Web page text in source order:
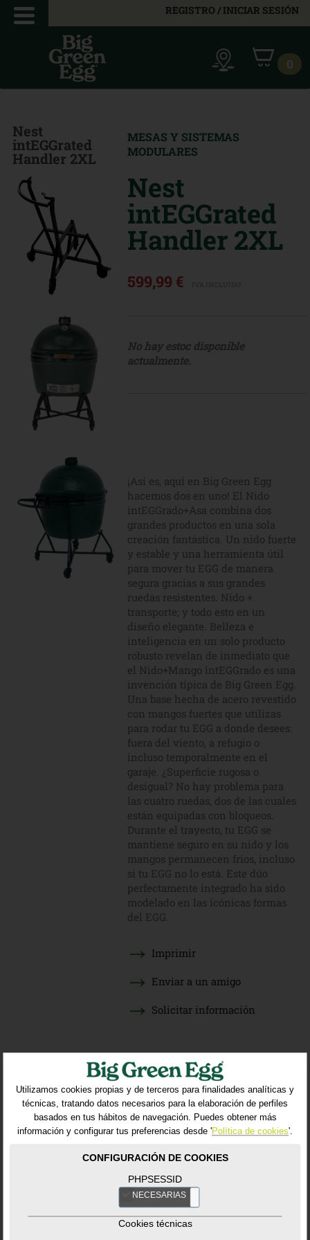
REGISTRO / INICIAR SESIÓN
0
Nest
intEGGrated
Handler 2XL
MESAS Y SISTEMAS
MODULARES
Nest
intEGGrated
Handler 2XL
599,99 €
No hay estoc disponible
actualmente.
¡Así es, aquí en Big Green Egg
hacemos dos en uno! El Nido
intEGGrado+Asa combina dos
grandes productos en una sola
creación fantástica. Un nido fuerte
y estable y una herramienta útil
para mover tu EGG de manera
segura gracias a sus grandes
ruedas resistentes. Nido +
transporte; y todo esto en un
diseño elegante. Belleza e
inteligencia en un solo producto
robusto revelan de inmediato que
el Nido+Mango intEGGrado es una
invención típica de Big Green Egg.
Una base hecha de acero revestido
con mangos fuertes que utilizas
para rodar tu EGG a donde desees:
fuera del viento, a refugio o
incluso temporalmente en el
garaje. ¿Superficie rugosa o
desigual? No hay problema para
las cuatro ruedas, dos de las cuales
están equipadas con bloqueos.
Durante el trayecto, tu EGG se
mantiene seguro en su nido y los
mangos permanecen fríos, incluso
si tu EGG no lo está. Este dúo
perfectamente integrado ha sido
modelado en las icónicas formas
del EGG.
Imprimir
Enviar a un amigo
Solicitar información
VOLVER AL LISTADO
Utilizamos cookies propias y de terceros para finalidades analíticas y
técnicas, tratando datos necesarios para la elaboración de perfiles
basados en tus hábitos de navegación. Puedes obtener más
información y configurar tus preferencias desde 'Política de cookies'.
CONFIGURACIÓN DE COOKIES
PHPSESSID
NECESARIAS
Cookies técnicas